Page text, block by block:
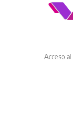
Acceso